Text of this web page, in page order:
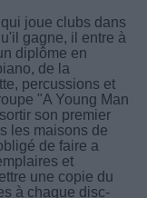
joue clubs dans
gagne, il entre à
diplôme en
de la
percussions et
"A Young Man
son premier
les maisons de
de faire a
et
une copie du
à chaque disc-